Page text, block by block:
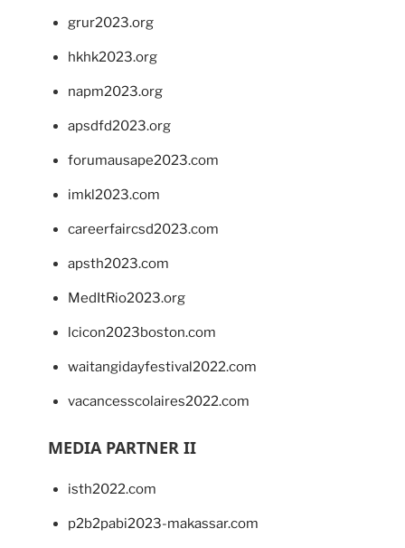
grur2023.org
hkhk2023.org
napm2023.org
apsdfd2023.org
forumausape2023.com
imkl2023.com
careerfaircsd2023.com
apsth2023.com
MedItRio2023.org
lcicon2023boston.com
waitangidayfestival2022.com
vacancesscolaires2022.com
MEDIA PARTNER II
isth2022.com
p2b2pabi2023-makassar.com